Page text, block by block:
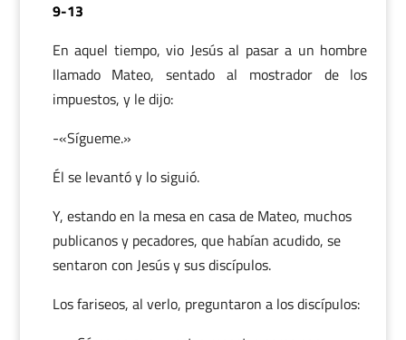
9-13
En aquel tiempo, vio Jesús al pasar a un hombre
llamado Mateo, sentado al mostrador de los
impuestos, y le dijo:
-«Sígueme.»
Él se levantó y lo siguió.
Y, estando en la mesa en casa de Mateo, muchos
publicanos y pecadores, que habían acudido, se
sentaron con Jesús y sus discípulos.
Los fariseos, al verlo, preguntaron a los discípulos: